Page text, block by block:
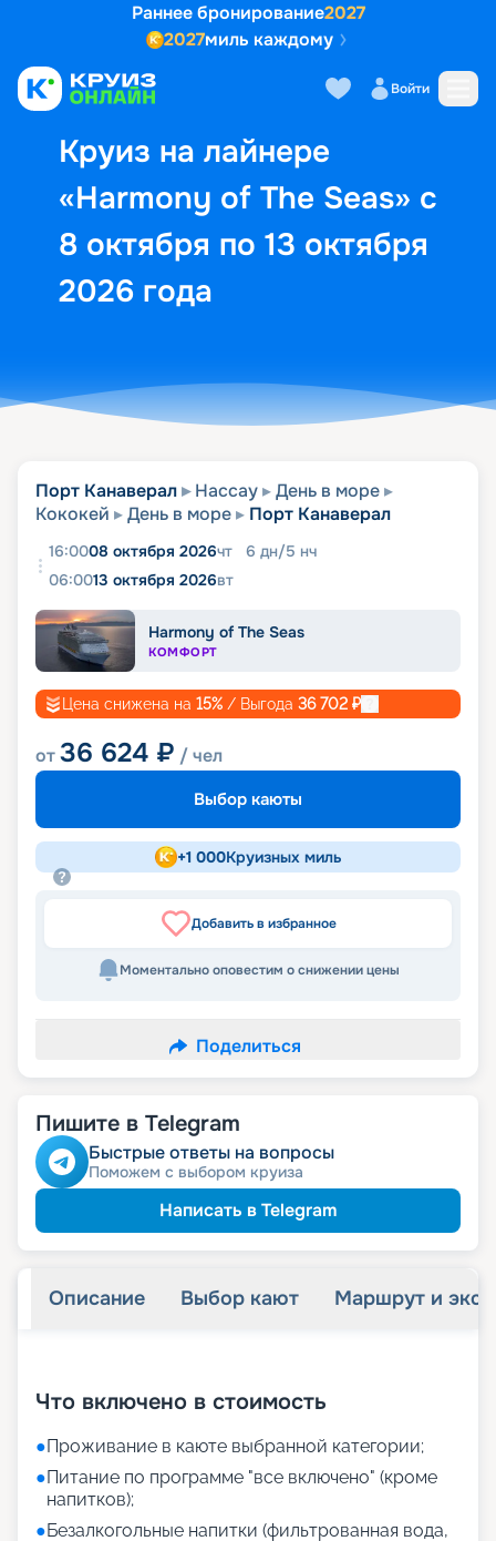
Раннее бронирование2027
2027миль каждому
Войти
Круиз на лайнере
«Harmony of The Seas» с
8 октября по 13 октября
2026 года
Выбор кают Маршрут и
Порт Канаверал Нассау
День в море
Кококей
День в море Порт Канаверал
16:0008 октября 2026чт 6 дн/5 нч
06:0013 октября 2026вт
Harmony of The Seas
КОМФОРТ
Цена снижена на 15% / Выгода 36 702 ₽
от36 624 ₽ / чел
Выбор каюты
+1 000Круизных миль
Добавить в избранное
Моментально оповестим о снижении цены
Поделиться
Пишите в Telegram
Быстрые ответы на вопросы
Поможем с выбором круиза
Написать в Telegram
Описание Выбор кают Маршрут и
Что включено в стоимость
●Проживание в каюте выбранной категории;
●Питание по программе "все включено" (кроме
напитков);
●Безалкогольные напитки (фильтрованная вода,